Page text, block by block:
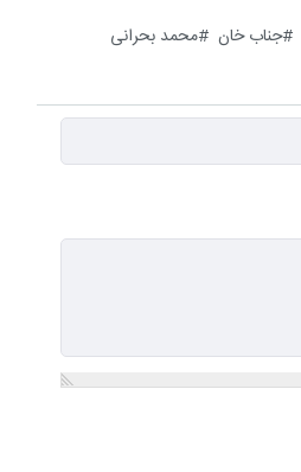
جناب خان محمد بحرانی